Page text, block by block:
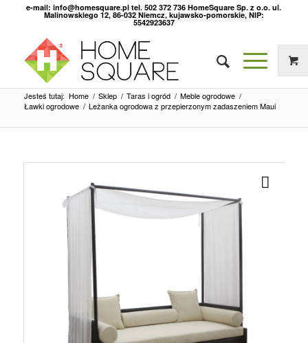
e-mail: info@homesquare.pl tel. 502 372 736 HomeSquare Sp. z o.o. ul.
Malinowskiego 12, 86-032 Niemcz, kujawsko-pomorskie, NIP:
5542923637
Jesteś tutaj: Home / Sklep / Taras i ogród / Meble ogrodowe /
Ławki ogrodowe / Leżanka ogrodowa z przepierzonym zadaszeniem Maui